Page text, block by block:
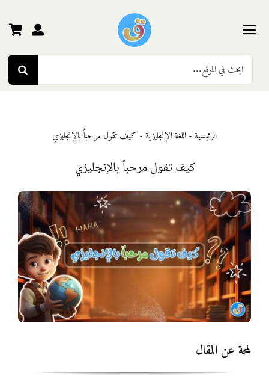
content
Toggle
Navigation
الرئيسية
المرحلة الثانية
المرحلة الثالثة
المواد
أنواع الموارد
الألعاب التفاعلية
Search
for:
الرئيسية-اللغة الإنجليزية- كيف تقول مرحباً بالإنجليزي
كيف تقول مرحباً بالإنجليزي
لمحة عن المقال